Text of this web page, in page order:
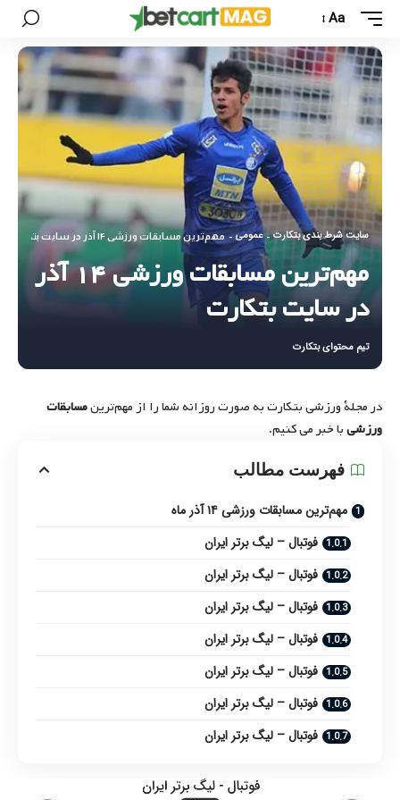
Aa
سایت شرط بندی بتکارت - عمومی - مهم‌ترین مسابقات ورزشی ۱۴ آذر در سایت بتکارت
مهم‌ترین مسابقات ورزشی ۱۴ آذر
در سایت بتکارت
تیم محتوای بتکارت
در مجلۀ ورزشی بتکارت به صورت روزانه شما را از مهم‌ترینمسابقات
ورزشیبا خبر می کنیم.
فهرست مطالب
مهم‌ترین مسابقات ورزشی ۱۴ آذر ماه
فوتبال – لیگ برتر ایران
فوتبال – لیگ برتر ایران
فوتبال – لیگ برتر ایران
فوتبال – لیگ برتر ایران
فوتبال – لیگ برتر ایران
فوتبال – لیگ برتر ایران
فوتبال – لیگ برتر ایران